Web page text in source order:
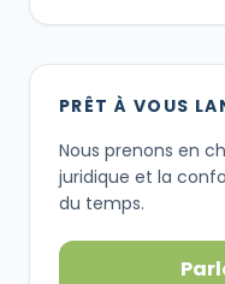
PRÊT À VOUS
Nous prenons en
juridique et la
du temps.